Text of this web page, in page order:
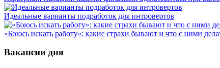
Идеальные варианты подработок для интровертов
«Боюсь искать работу»: какие страхи бывают и что с ними
Вакансии дня